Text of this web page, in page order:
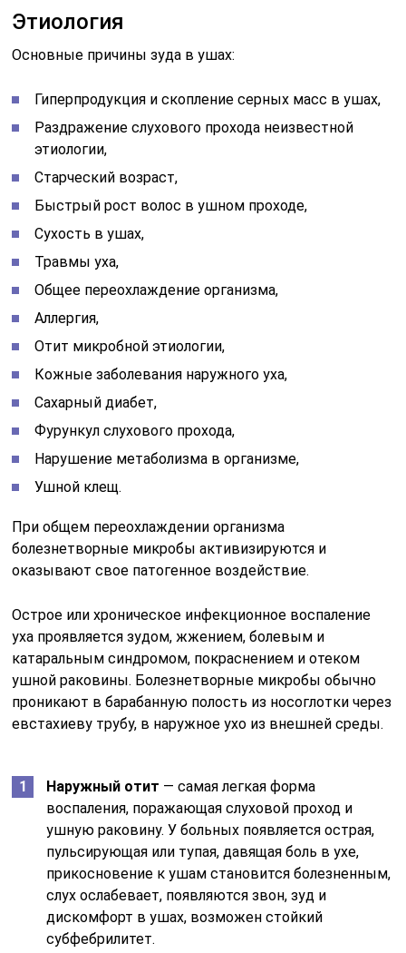
Этиология
Основные причины зуда в ушах:
Гиперпродукция и скопление серных масс в ушах,
Раздражение слухового прохода неизвестной
этиологии,
Старческий возраст,
Быстрый рост волос в ушном проходе,
Сухость в ушах,
Травмы уха,
Общее переохлаждение организма,
Аллергия,
Отит микробной этиологии,
Кожные заболевания наружного уха,
Сахарный диабет,
Фурункул слухового прохода,
Нарушение метаболизма в организме,
Ушной клещ.
При общем переохлаждении организма
болезнетворные микробы активизируются и
оказывают свое патогенное воздействие.
Острое или хроническое инфекционное воспаление
уха проявляется зудом, жжением, болевым и
катаральным синдромом, покраснением и отеком
ушной раковины. Болезнетворные микробы обычно
проникают в барабанную полость из носоглотки через
евстахиеву трубу, в наружное ухо из внешней среды.
Наружный отит — самая легкая форма
воспаления, поражающая слуховой проход и
ушную раковину. У больных появляется острая,
пульсирующая или тупая, давящая боль в ухе,
прикосновение к ушам становится болезненным,
слух ослабевает, появляются звон, зуд и
дискомфорт в ушах, возможен стойкий
субфебрилитет.